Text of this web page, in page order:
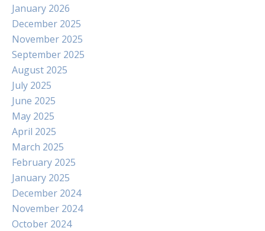
January 2026
December 2025
November 2025
September 2025
August 2025
July 2025
June 2025
May 2025
April 2025
March 2025
February 2025
January 2025
December 2024
November 2024
October 2024